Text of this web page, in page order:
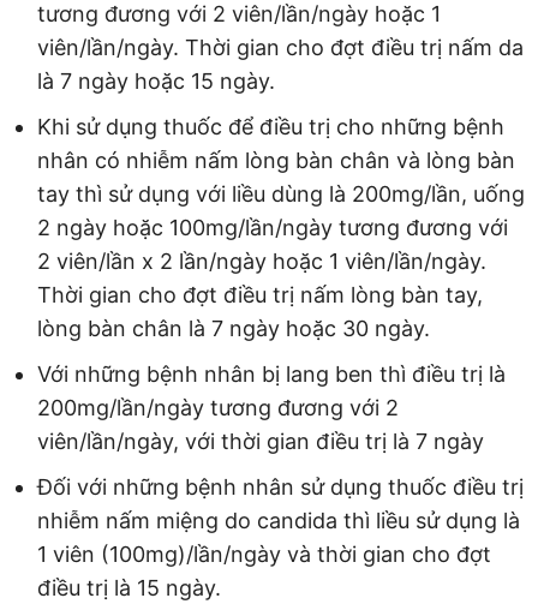
tương đương với 2 viên/lần/ngày hoặc 1
viên/lần/ngày. Thời gian cho đợt điều trị nấm da
là 7 ngày hoặc 15 ngày.
Khi sử dụng thuốc để điều trị cho những bệnh
nhân có nhiễm nấm lòng bàn chân và lòng bàn
tay thì sử dụng với liều dùng là 200mg/lần, uống
2 ngày hoặc 100mg/lần/ngày tương đương với
2 viên/lần x 2 lần/ngày hoặc 1 viên/lần/ngày.
Thời gian cho đợt điều trị nấm lòng bàn tay,
lòng bàn chân là 7 ngày hoặc 30 ngày.
Với những bệnh nhân bị lang ben thì điều trị là
200mg/lần/ngày tương đương với 2
viên/lần/ngày, với thời gian điều trị là 7 ngày
Đối với những bệnh nhân sử dụng thuốc điều trị
nhiễm nấm miệng do candida thì liều sử dụng là
1 viên (100mg)/lần/ngày và thời gian cho đợt
điều trị là 15 ngày.